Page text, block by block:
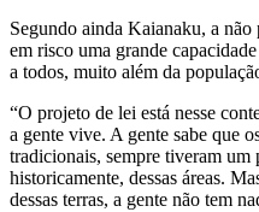
Segundo ainda Kaianaku, a
em risco uma grande
a todos, muito além da
“O projeto de lei está nesse
a gente vive. A gente sabe que
tradicionais, sempre tiveram um
historicamente, dessas áreas.
dessas terras, a gente não tem